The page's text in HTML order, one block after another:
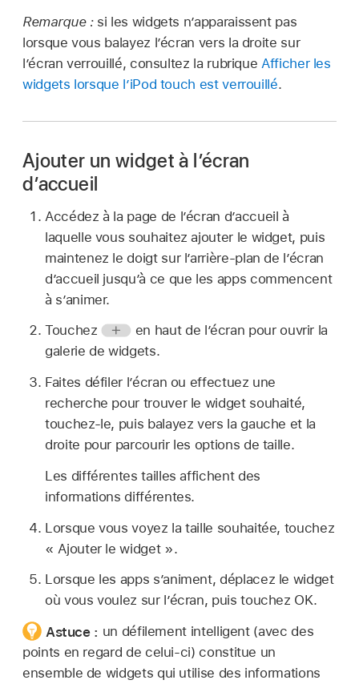
Remarque : si les widgets n’apparaissent pas
lorsque vous balayez l’écran vers la droite sur
l’écran verrouillé, consultez la rubrique Afficher les
widgets lorsque l’iPod touch est verrouillé.
Ajouter un widget à l’écran
d’accueil
Accédez à la page de l’écran d’accueil à
laquelle vous souhaitez ajouter le widget, puis
maintenez le doigt sur l’arrière-plan de l’écran
d’accueil jusqu’à ce que les apps commencent
à s’animer.
Touchez
en haut de l’écran pour ouvrir la
galerie de widgets.
Faites défiler l’écran ou effectuez une
recherche pour trouver le widget souhaité,
touchez-le, puis balayez vers la gauche et la
droite pour parcourir les options de taille.
Les différentes tailles affichent des
informations différentes.
Lorsque vous voyez la taille souhaitée, touchez
« Ajouter le widget ».
Lorsque les apps s’animent, déplacez le widget
où vous voulez sur l’écran, puis touchez OK.
Astuce : un défilement intelligent (avec des
points en regard de celui-ci) constitue un
ensemble de widgets qui utilise des informations